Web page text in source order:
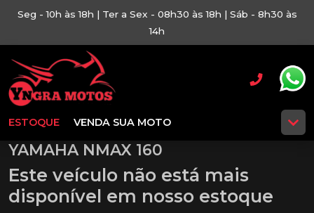
Seg - 10h às 18h | Ter a Sex - 08h30 às 18h | Sáb - 8h30 às
14h
ESTOQUE VENDA SUA MOTO
YAMAHA NMAX 160
Este veículo não está mais
disponível em nosso estoque